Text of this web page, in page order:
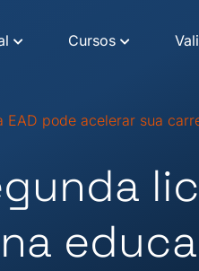
Cursos
pode acelerar sua